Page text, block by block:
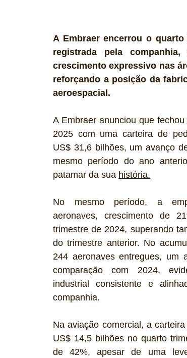
A Embraer encerrou o
registrada pela
crescimento expressivo nas
reforçando a posição da
aeroespacial.
A Embraer anunciou que
2025 com uma carteira de
US$ 31,6 bilhões, um avanço
mesmo período do ano
patamar da sua história.
No mesmo período, a
aeronaves, crescimento de
trimestre de 2024, superando
do trimestre anterior. No
244 aeronaves entregues, um
comparação com 2024,
industrial consistente e
companhia.
Na aviação comercial, a
US$ 14,5 bilhões no quarto
de 42%, apesar de uma